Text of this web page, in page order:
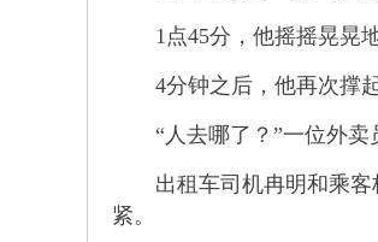
1点45分，他摇摇晃晃地
4分钟之后，他再次撑起
“人去哪了？”一位外卖员
出租车司机冉明和乘客杨
紧。